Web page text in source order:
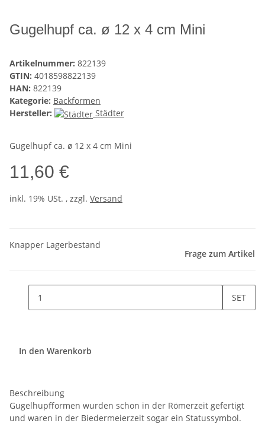
Gugelhupf ca. ø 12 x 4 cm Mini
Artikelnummer: 822139
GTIN: 4018598822139
HAN: 822139
Kategorie: Backformen
Hersteller:
Städter
Gugelhupf ca. ø 12 x 4 cm Mini
11,60 €
inkl. 19% USt. , zzgl. Versand
Knapper Lagerbestand
Frage zum Artikel
SET
In den Warenkorb
Beschreibung
Gugelhupfformen wurden schon in der Römerzeit gefertigt
und waren in der Biedermeierzeit sogar ein Statussymbol.